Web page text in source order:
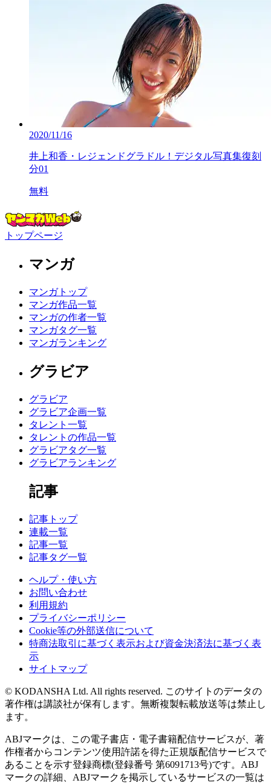
2020/11/16
井上和香・レジェンドグラドル！デジタル写真集復刻
分01
無料
トップページ
マンガ
マンガトップ
マンガ作品一覧
マンガの作者一覧
マンガタグ一覧
マンガランキング
グラビア
グラビア
グラビア企画一覧
タレント一覧
タレントの作品一覧
グラビアタグ一覧
グラビアランキング
記事
記事トップ
連載一覧
記事一覧
記事タグ一覧
ヘルプ・使い方
お問い合わせ
利用規約
プライバシーポリシー
Cookie等の外部送信について
特商法取引に基づく表示および資金決済法に基づく表
示
サイトマップ
© KODANSHA Ltd. All rights reserved. このサイトのデータの
著作権は講談社が保有します。無断複製転載放送等は禁止し
ます。
ABJマークは、この電子書店・電子書籍配信サービスが、著
作権者からコンテンツ使用許諾を得た正規版配信サービスで
あることを示す登録商標(登録番号 第6091713号)です。ABJ
マークの詳細、ABJマークを掲示しているサービスの一覧は